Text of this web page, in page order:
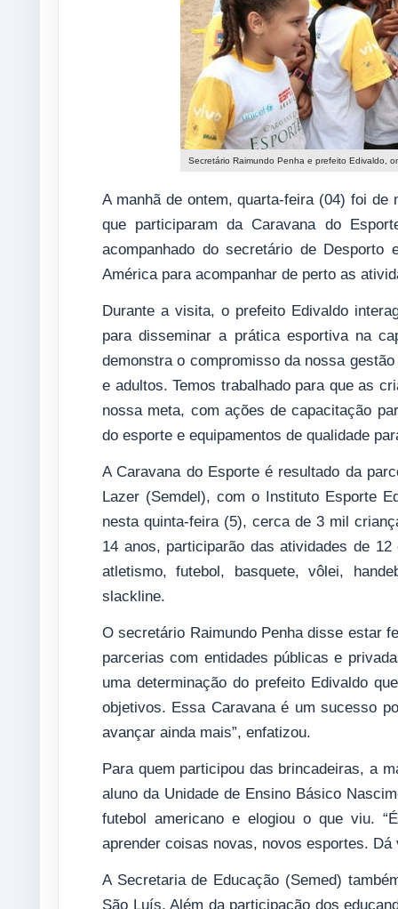
Secretário Raimundo Penha e prefeito Edivaldo,
A manhã de ontem, quarta-feira (04) foi
que participaram da Caravana do
acompanhado do secretário de Desporto
América para acompanhar de perto as
Durante a visita, o prefeito Edivaldo
para disseminar a prática esportiva na
demonstra o compromisso da nossa
e adultos. Temos trabalhado para que as
nossa meta, com ações de capacitação
do esporte e equipamentos de qualidade
A Caravana do Esporte é resultado da
Lazer (Semdel), com o Instituto Esporte
nesta quinta-feira (5), cerca de 3 mil
14 anos, participarão das atividades de
atletismo, futebol, basquete, vôlei,
slackline.
O secretário Raimundo Penha disse estar
parcerias com entidades públicas e
uma determinação do prefeito Edivaldo
objetivos. Essa Caravana é um sucesso
avançar ainda mais”, enfatizou.
Para quem participou das brincadeiras, a
aluno da Unidade de Ensino Básico
futebol americano e elogiou o que viu.
aprender coisas novas, novos esportes.
A Secretaria de Educação (Semed)
São Luís. Além da participação dos